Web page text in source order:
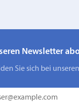
Newsletter
Sie sich bei